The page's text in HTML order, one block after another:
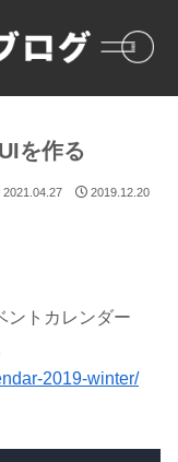
を作る
2021.04.27 2019.12.20
ントカレンダー
2019-winter/